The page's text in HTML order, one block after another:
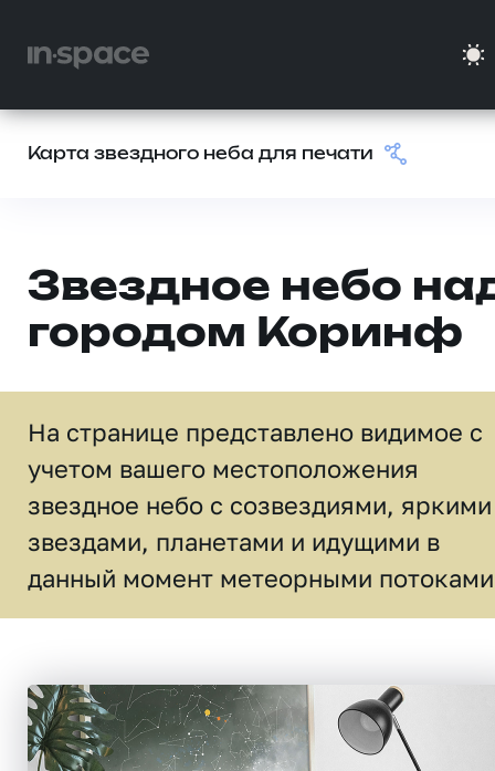
Карта звездного неба для печати
Звездное небо
городом Коринф
На странице представлено видимое c
учетом вашего местоположения
звездное небо c созвездиями, яркими
звездами, планетами и идущими в
данный момент метеорными